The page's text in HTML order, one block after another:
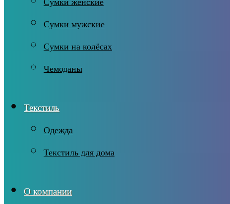
Сумки мужские
Сумки на колёсах
Чемоданы
Текстиль
Одежда
Текстиль для дома
О компании